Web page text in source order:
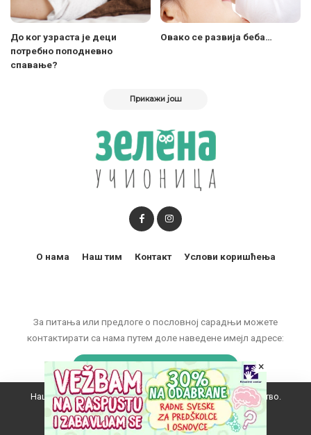
До ког узраста је деци
потребно поподневно
спавање?
Овако се развија беба…
Прикажи још
За питања или предлоге о пословној сарадњи можете
контактирати са нама путем доле наведене имејл адресе:
marketing@zelenaucionica.com
О нама Наш тим Контакт Услови коришћења
© 2011-2024 Copyright by Zelena učionica. All Rights reserved.
Наш вебсајт користи колачиће да побољша ваше искуство.
Прихватам
×